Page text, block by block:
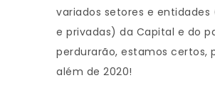
variados setores e entidades
e privadas) da Capital e do
perdurarão, estamos certos,
além de 2020!